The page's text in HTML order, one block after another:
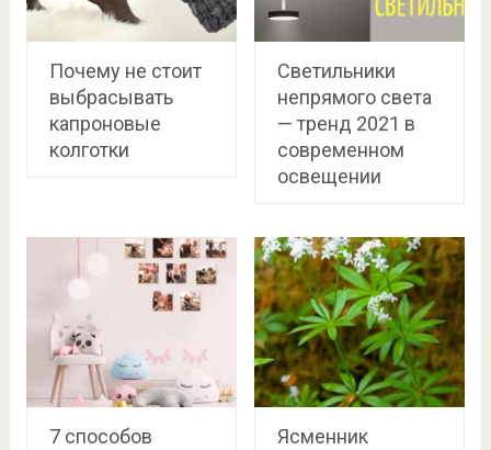
Почему не стоит
выбрасывать
капроновые
колготки
Светильники
непрямого света
— тренд 2021 в
современном
освещении
7 способов
Ясменник